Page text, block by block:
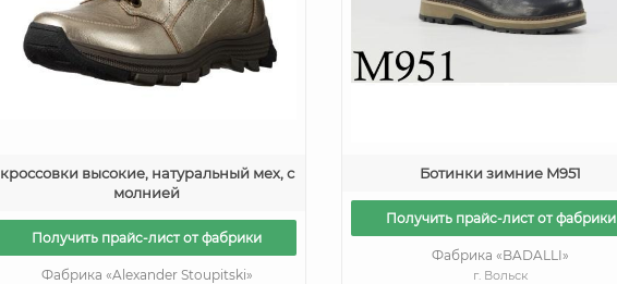
кроссовки высокие, натуральный мех, с
молнией
Получить прайс-лист от фабрики
Фабрика «Alexander Stoupitski»
Ботинки зимние M951
Получить прайс-лист от фабрики
Фабрика «BADALLI»
г. Вольск